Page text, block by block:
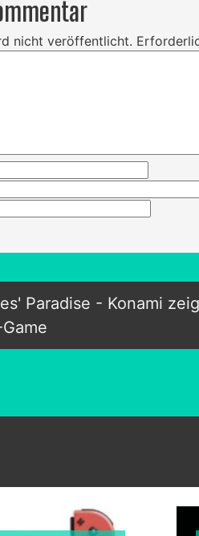
nicht veröffentlicht.
Paradise - Konami